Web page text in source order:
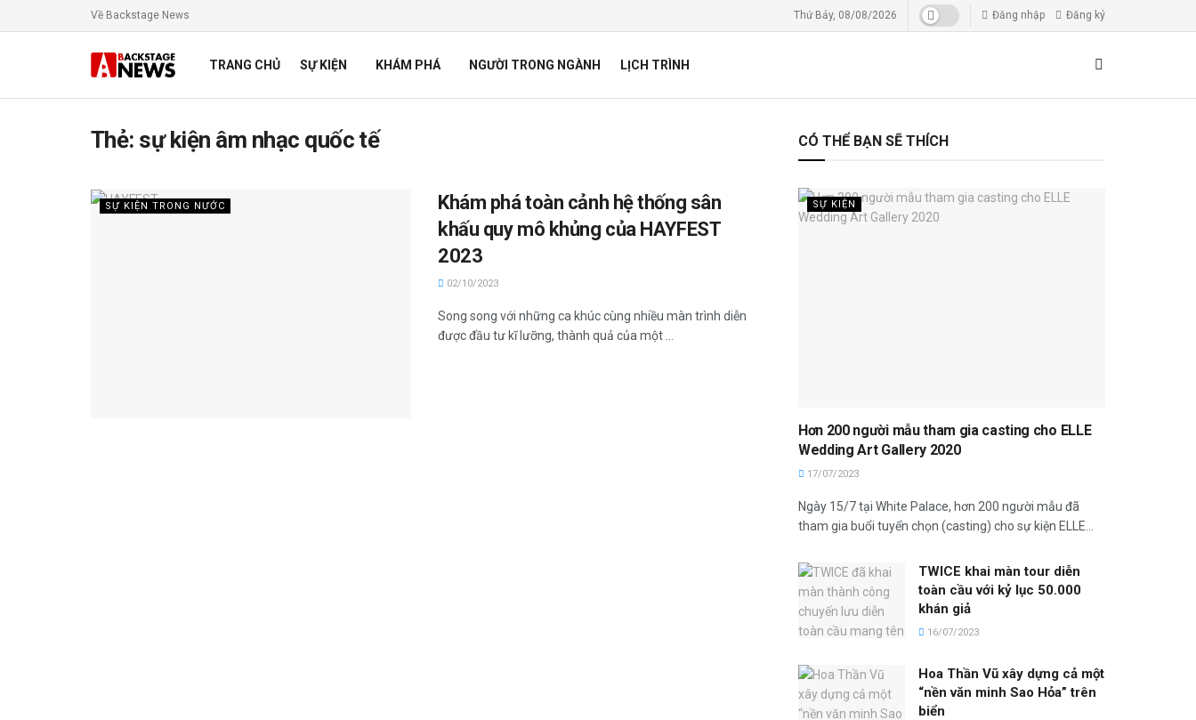
Về Backstage News Thứ Bảy, 08/08/2026 Đăng nhập Đăng ký
TRANG CHỦ SỰ KIỆN KHÁM PHÁ NGƯỜI TRONG NGÀNH LỊCH TRÌNH
Thẻ: sự kiện âm nhạc quốc tế
SỰ KIỆN TRONG NƯỚC
Khám phá toàn cảnh hệ thống sân
khấu quy mô khủng của HAYFEST
2023
02/10/2023
Song song với những ca khúc cùng nhiều màn trình diễn
được đầu tư kĩ lưỡng, thành quả của một ...
CÓ THỂ BẠN SẼ THÍCH
SỰ KIỆN
Hơn 200 người mẫu tham gia casting cho ELLE
Wedding Art Gallery 2020
17/07/2023
Ngày 15/7 tại White Palace, hơn 200 người mẫu đã
tham gia buổi tuyển chọn (casting) cho sự kiện ELLE...
TWICE khai màn tour diễn
toàn cầu với kỷ lục 50.000
khán giả
16/07/2023
Hoa Thần Vũ xây dựng cả một
“nền văn minh Sao Hỏa” trên
biển